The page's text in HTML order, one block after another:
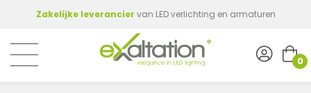
Zakelijke leverancier van LED verlichting en armaturen
0